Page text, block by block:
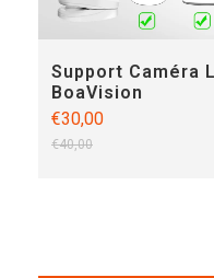
Support Caméra
BoaVision
€30,00
€40,00